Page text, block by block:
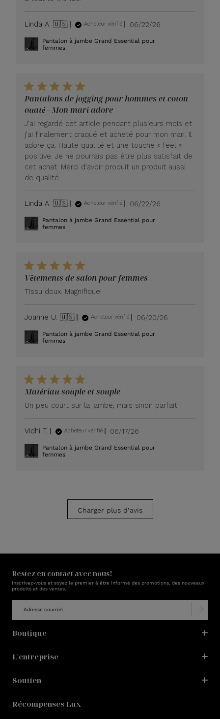
Linda A. 🇺🇸 Acheteur vérifié
Date
publication
06/22/26
Pantalon à jambe Grand Essential pour
femmes
Pantalons de jogging pour hommes et coton
ouaté - Mon mari adore
J’ai regardé cet article pendant plusieurs mois et
j’ai finalement craqué et acheté pour mon mari. Il
adore ça. Haute qualité et une touche « feel »
positive. Je ne pourrais pas être plus satisfait de
cet achat. Merci d’avoir produit un produit aussi
de qualité.
Linda A. 🇺🇸 Acheteur vérifié
Date
publication
06/22/26
Pantalon à jambe Grand Essential pour
femmes
Vêtements de salon pour femmes
Tissu doux. Magnifique!
Joanne U. 🇺🇸 Acheteur vérifié
Date
publication
06/20/26
Pantalon à jambe Grand Essential pour
femmes
Matériau souple et souple
Un peu court sur la jambe, mais sinon parfait
Vidhi T. Acheteur vérifié
Date
publication
06/17/26
Pantalon à jambe Grand Essential pour
femmes
Charger plus d’avis
Restez en contact avec nous!
Inscrivez-vous et soyez le premier à être informé des promotions, des nouveaux
produits et des ventes.
Boutique
L'entreprise
Soutien
Récompenses Lux